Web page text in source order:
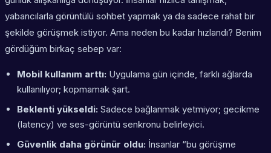
yabancılarla görüntülü sohbet yapmak ya da sadece rahat bir
şekilde görüşmek istiyor. Ama neden bu kadar hızlandı? Benim
gördüğüm birkaç sebep var:
Mobil kullanım arttı: Uygulama gün içinde, farklı ağlarda
kullanılıyor; kopmamak şart.
Beklenti yükseldi: Sadece bağlanmak yetmiyor; gecikme
(latency) ve ses-görüntü senkronu belirleyici.
Güvenlik daha görünür oldu: İnsanlar “bu görüşme